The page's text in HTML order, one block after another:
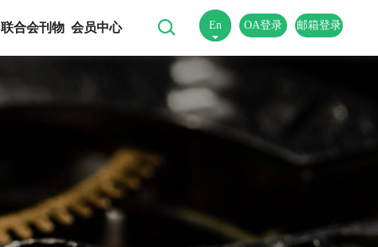
联合会刊物 会员中心 邮箱登录
OA登录
En
中